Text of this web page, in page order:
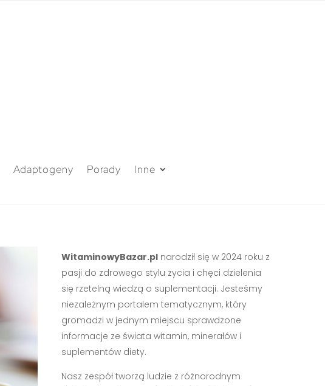
Adaptogeny Porady Inne
WitaminowyBazar.plnarodził się w 2024 roku z
pasji do zdrowego stylu życia i chęci dzielenia
się rzetelną wiedzą o suplementacji. Jesteśmy
niezależnym portalem tematycznym, który
gromadzi w jednym miejscu sprawdzone
informacje ze świata witamin, minerałów i
suplementów diety.
Nasz zespół tworzą ludzie z różnorodnym